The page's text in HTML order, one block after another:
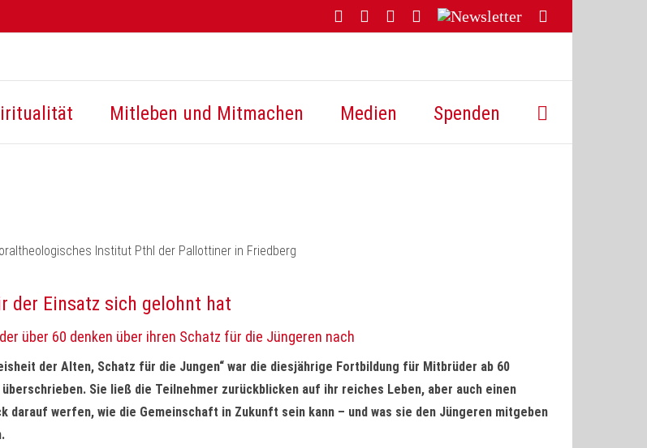
FacebookYouTubeInstagram
Threads
Newsletter
Mail
Mitleben und Mitmachen Medien Spenden
der Einsatz sich gelohnt hat
über 60 denken über ihren Schatz für die Jüngeren nach
der Alten, Schatz für die Jungen“ war die diesjährige Fortbildung für Mitbrüder ab 60
überschrieben. Sie ließ die Teilnehmer zurückblicken auf ihr reiches Leben, aber auch einen
darauf werfen, wie die Gemeinschaft in Zukunft sein kann – und was sie den Jüngeren mitgeben